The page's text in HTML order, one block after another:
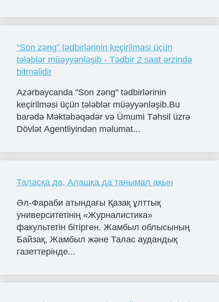
“Son zəng” tədbirlərinin keçirilməsi üçün
tələblər müəyyənləşib - Tədbir 2 saat ərzində
bitməlidir
Azərbaycanda "Son zəng" tədbirlərinin
keçirilməsi üçün tələblər müəyyənləşib.Bu
barədə Məktəbəqədər və Ümumi Təhsil üzrə
Dövlət Agentliyindən məlumat...
Таласқа да, Алашқа да танымал ақын
Әл-Фараби атындағы Қазақ ұлттық
университетінің «Журналистика»
факультетін бітірген. Жамбыл облысының
Байзақ, Жамбыл және Талас аудандық
газеттерінде...